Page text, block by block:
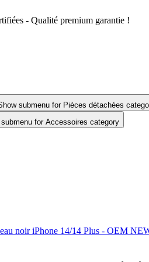
en toute sérénité !
submenu for Pièces détachées
for Accessoires category
noir iPhone 14/14 Plus - OEM